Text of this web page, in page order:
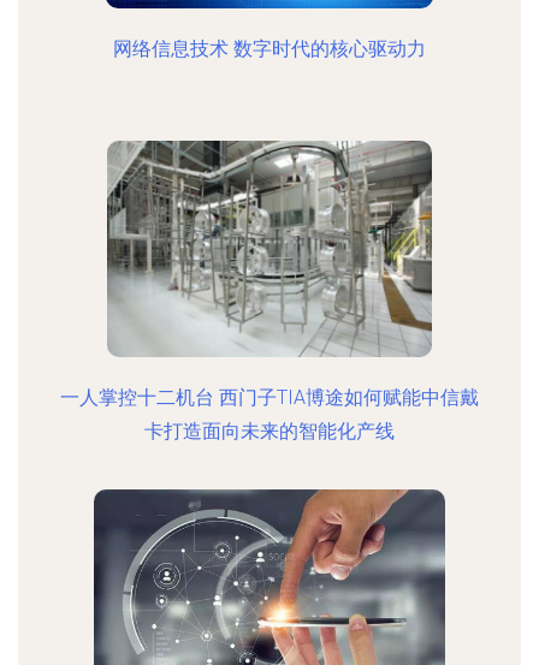
网络信息技术 数字时代的核心驱动力
一人掌控十二机台 西门子TIA博途如何赋能中信戴
卡打造面向未来的智能化产线